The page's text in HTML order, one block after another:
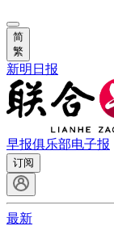
简
繁
新明日报
早报俱乐部电子报
订阅
最新